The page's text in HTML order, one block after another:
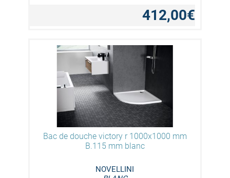
412,00€
Bac de douche victory r 1000x1000 mm
B.115 mm blanc
NOVELLINI